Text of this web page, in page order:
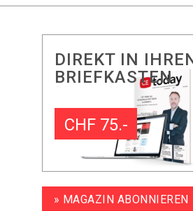
DIREKT IN
BRIEFKASTEN
CHF 75.-
» MAGAZIN ABONNIEREN